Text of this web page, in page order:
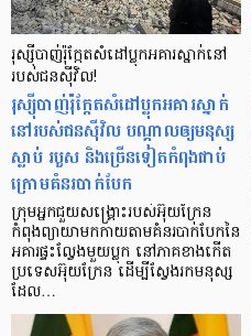
រុស្ស៊ីបាញ់រ៉ុក្កែតសំដៅប្លុកអគារស្នាក់នៅ
របស់ជនស៊ីវិល!
រុស្ស៊ីបាញ់រ៉ុក្កែតសំដៅប្លុកអគារស្នាក់
នៅរបស់ជនស៊ីវិល បណ្ដាលឲ្យមនុស្ស
ស្លាប់ របួស និងច្រើនទៀតកំពុងជាប់
ក្រោមគំនរបាក់បែក
ក្រុមអ្នកជួយសង្គ្រោះរបស់អ៊ុយក្រែន
កំពុងព្យាយាមកកាយតាមគំនរបាក់បែកនៃ
អគារផ្ទះល្វែងមួយប្លុក នៅភាគខាងកើត
ប្រទេសអ៊ុយក្រែន ដើម្បីស្វែងរកមនុស្ស
ដែល…